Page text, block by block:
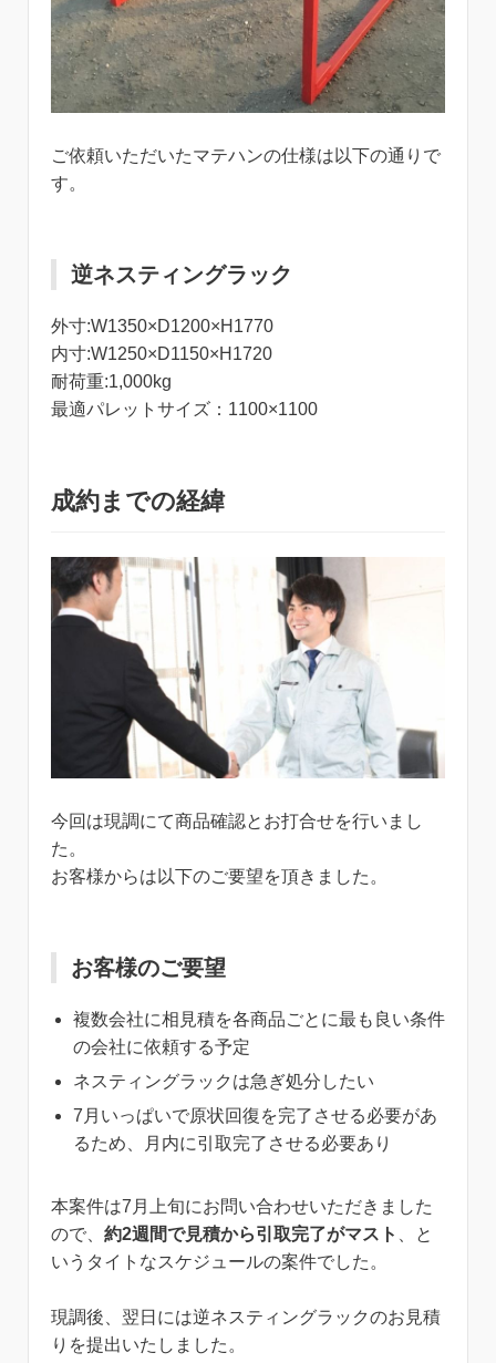
ご依頼いただいたマテハンの仕様は以下の通りで
す。
逆ネスティングラック
外寸:W1350×D1200×H1770
内寸:W1250×D1150×H1720
耐荷重:1,000kg
最適パレットサイズ：1100×1100
成約までの経緯
今回は現調にて商品確認とお打合せを行いまし
た。
お客様からは以下のご要望を頂きました。
お客様のご要望
複数会社に相見積を各商品ごとに最も良い条件
の会社に依頼する予定
ネスティングラックは急ぎ処分したい
7月いっぱいで原状回復を完了させる必要があ
るため、月内に引取完了させる必要あり
本案件は7月上旬にお問い合わせいただきました
ので、 約2週間で見積から引取完了がマスト
、と
いうタイトなスケジュールの案件でした。
現調後、翌日には逆ネスティングラックのお見積
りを提出いたしました。